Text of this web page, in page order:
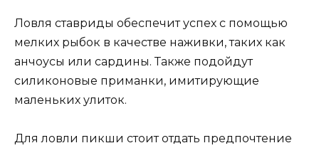
Ловля ставриды обеспечит успех с помощью
мелких рыбок в качестве наживки, таких как
анчоусы или сардины. Также подойдут
силиконовые приманки, имитирующие
маленьких улиток.
Для ловли пикши стоит отдать предпочтение